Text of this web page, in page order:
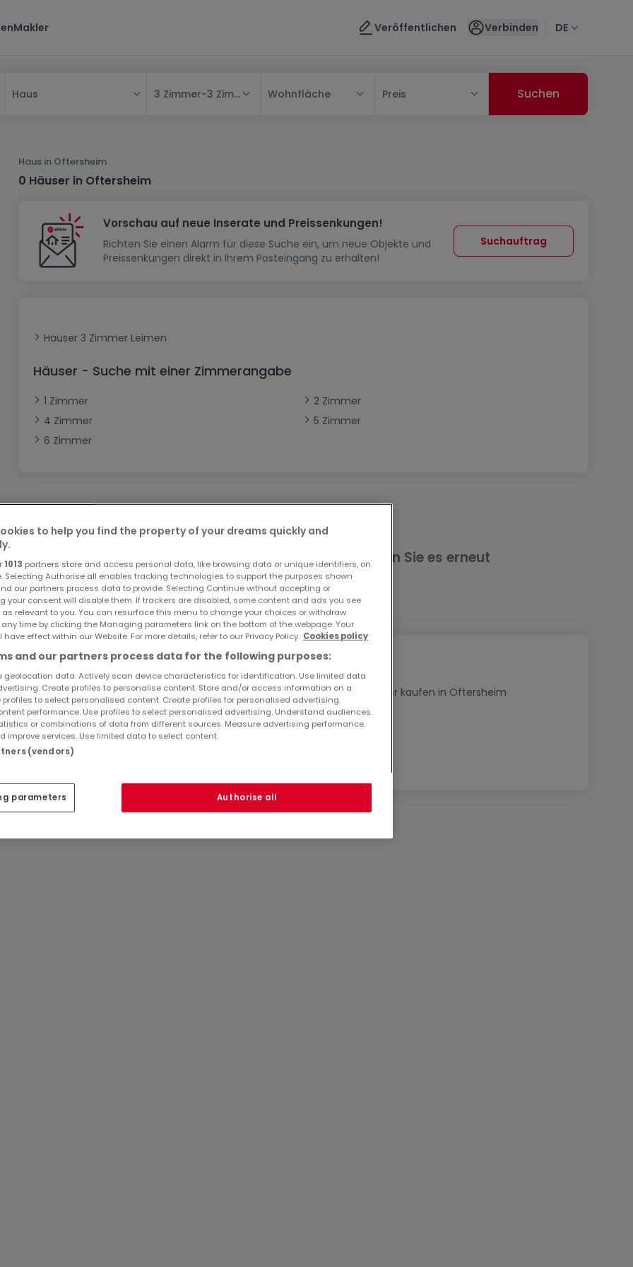
Makler Veröffentlichen Verbinden DE
Haus
Haus
Reihenhaus
Doppelhaushälfte
Bauernhaus
Landhaus
Bungalow
Wohnung
Schlafzimmer
1-Zimmer-Apartment
Dachgeschoss
Erdgeschoss
Wohnanlage
Wohnsiedlung
Haus bauen
Musterhaus
Renditeobjekt
Garage
Ladenfläche
Geschäft
Restaurant
3 Zimmer- 3 Zimmer Wohnfläche Preis
Haus in Oftersheim
0 Häuser in Oftersheim
Vorschau auf neue Inserate und Preissenkungen!
Richten Sie einen Alarm für diese Suche ein, um neue Objekte und
Preissenkungen direkt in Ihrem Posteingang zu erhalten!
Suchauftrag
Häuser 3 Zimmer Leimen
Häuser - Suche mit einer Zimmerangabe
1 Zimmer
2 Zimmer
4 Zimmer
5 Zimmer
6 Zimmer
Bitte ändern Sie Ihre Suche und versuchen Sie es erneut
Top Suchaufträge
Immobilienanbieter in Oftersheim
3 Zimmer Häuser kaufen in Oftersheim
3 Zimmer Häuser mieten in Oftersheim
Tipps zum Einrichten und Dekorieren
to help you find the property of your dreams quickly and
1013 partners store and access personal data, like browsing data or unique identifiers, on
Selecting Authorise all enables tracking technologies to support the purposes shown
our partners process data to provide. Selecting Continue without accepting or
your consent will disable them. If trackers are disabled, some content and ads you see
as relevant to you. You can resurface this menu to change your choices or withdraw
time by clicking the Managing parameters link on the bottom of the webpage. Your
have effect within our Website. For more details, refer to our Privacy Policy. Cookies policy
and our partners process data for the following purposes:
geolocation data. Actively scan device characteristics for identification. Use limited data
Create profiles to personalise content. Store and/or access information on a
profiles to select personalised content. Create profiles for personalised advertising.
performance. Use profiles to select personalised advertising. Understand audiences
or combinations of data from different sources. Measure advertising performance.
improve services. Use limited data to select content.
(vendors)
parameters Authorise all